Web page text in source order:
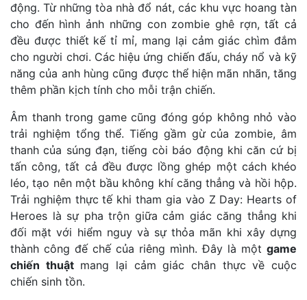
động. Từ những tòa nhà đổ nát, các khu vực hoang tàn
cho đến hình ảnh những con zombie ghê rợn, tất cả
đều được thiết kế tỉ mỉ, mang lại cảm giác chìm đắm
cho người chơi. Các hiệu ứng chiến đấu, cháy nổ và kỹ
năng của anh hùng cũng được thể hiện mãn nhãn, tăng
thêm phần kịch tính cho mỗi trận chiến.
Âm thanh trong game cũng đóng góp không nhỏ vào
trải nghiệm tổng thể. Tiếng gầm gừ của zombie, âm
thanh của súng đạn, tiếng còi báo động khi căn cứ bị
tấn công, tất cả đều được lồng ghép một cách khéo
léo, tạo nên một bầu không khí căng thẳng và hồi hộp.
Trải nghiệm thực tế khi tham gia vào Z Day: Hearts of
Heroes là sự pha trộn giữa cảm giác căng thẳng khi
đối mặt với hiểm nguy và sự thỏa mãn khi xây dựng
thành công đế chế của riêng mình. Đây là một game
chiến thuậtmang lại cảm giác chân thực về cuộc
chiến sinh tồn.